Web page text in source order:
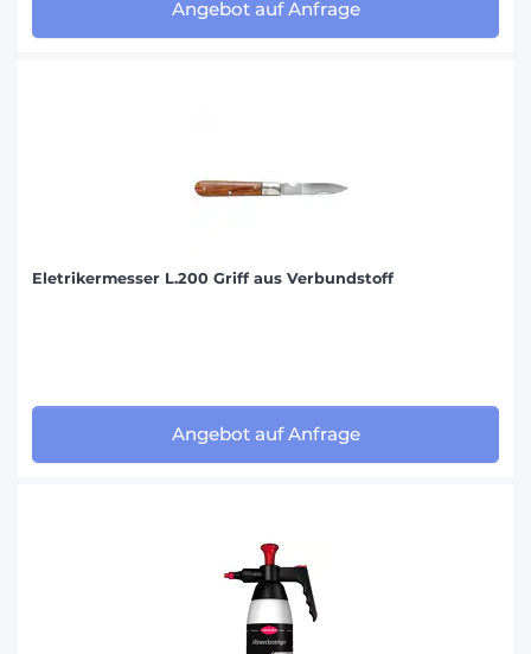
Angebot auf Anfrage
Eletrikermesser L.200 Griff aus Verbundstoff
Angebot auf Anfrage